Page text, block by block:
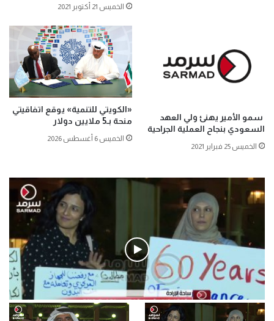
الخميس 21 أكتوبر 2021
سمو الأمير يهنئ ولي العهد
السعودي بنجاح العملية الجراحية
الخميس 25 فبراير 2021
«الكويتي للتنمية» يوقع اتفاقيتي
منحة بـ5 ملايين دولار
الخميس 6 أغسطس 2026
فيديو